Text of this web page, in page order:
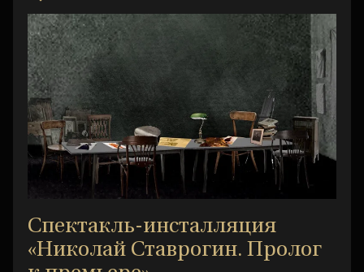
Спектакль-инсталляция
«Николай Ставрогин. Пролог